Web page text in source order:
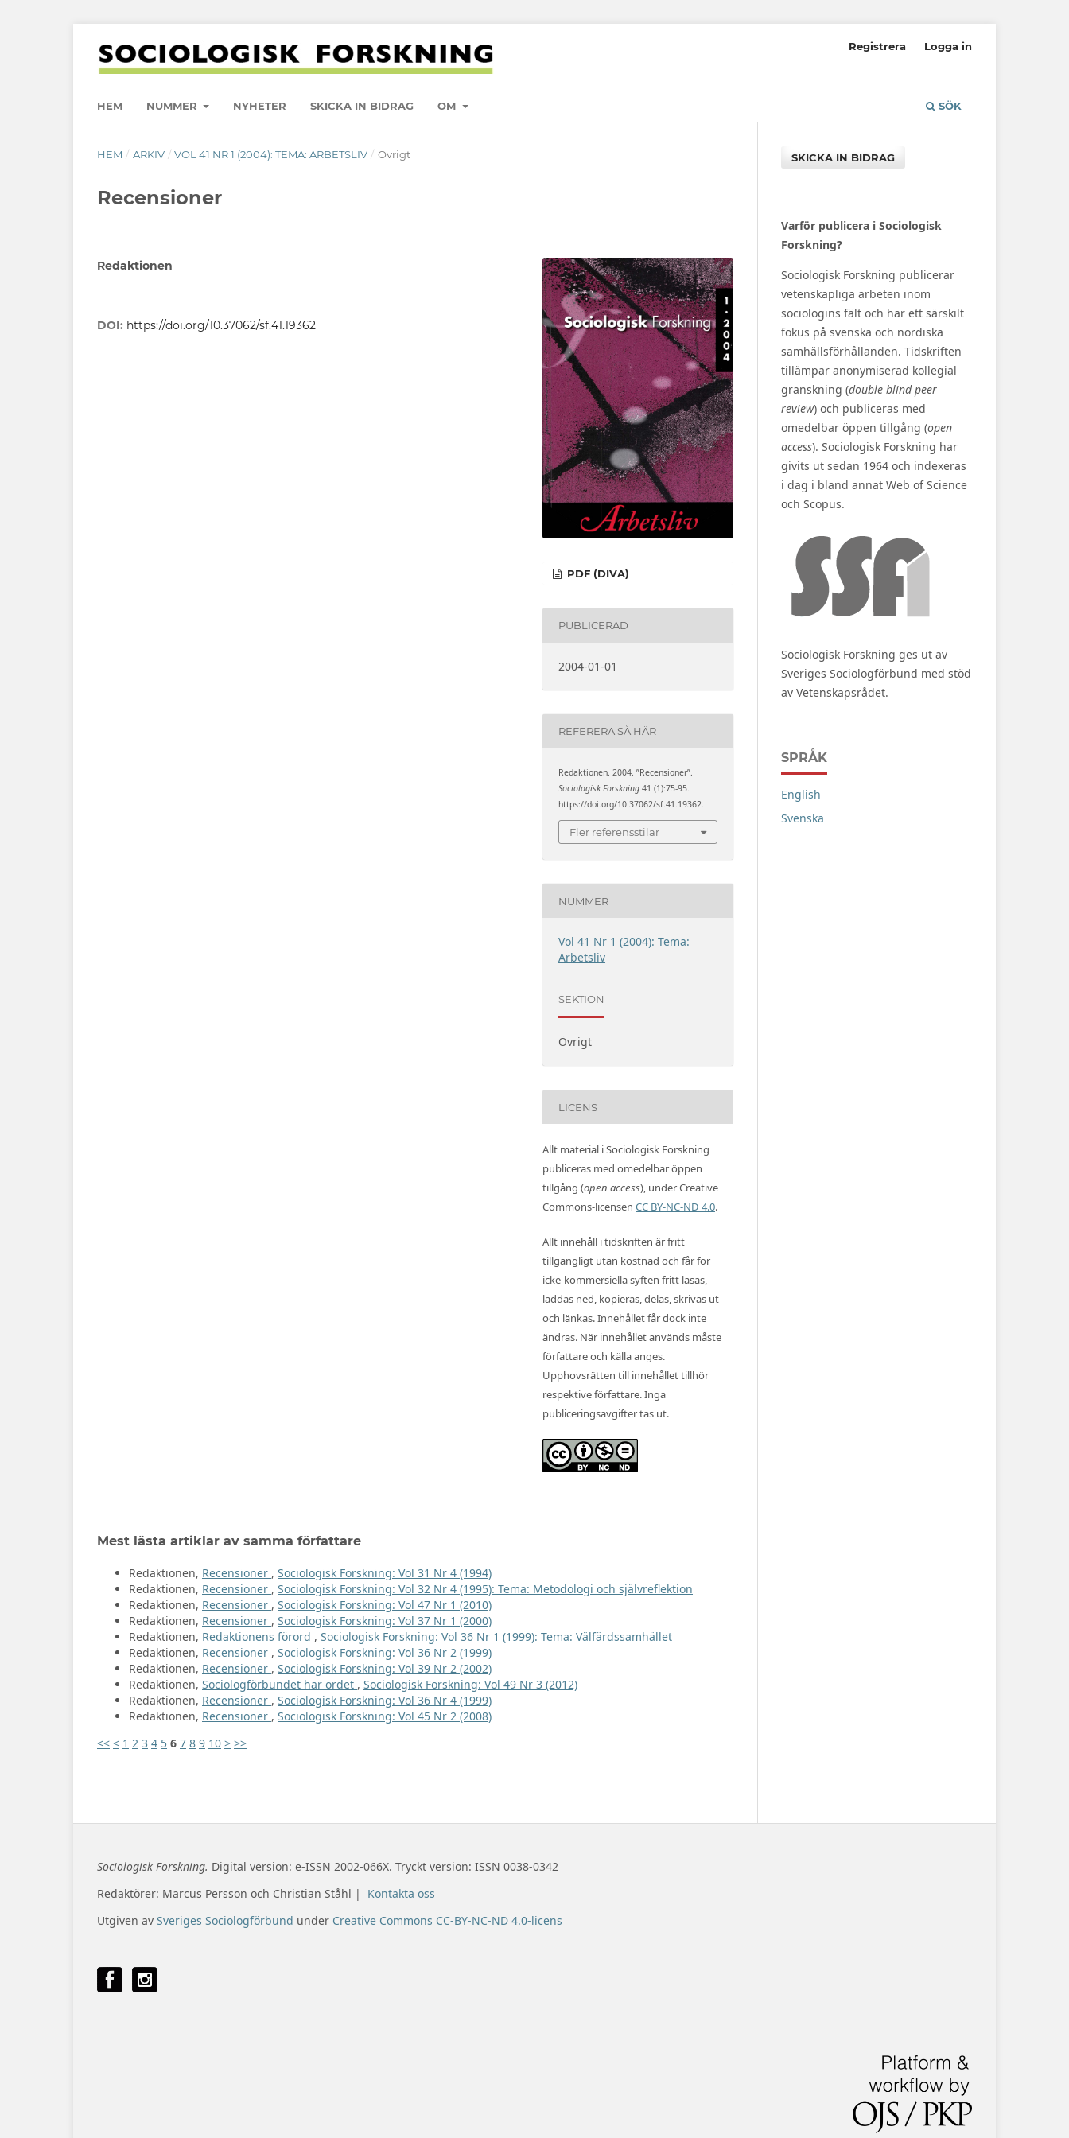
HEM NUMMER NYHETER SKICKA IN BIDRAG OM SÖK
Registrera Logga in
HEM / ARKIV / VOL 41 NR 1 (2004): TEMA: ARBETSLIV / Övrigt
Recensioner
Redaktionen
DOI: https://doi.org/10.37062/sf.41.19362
PDF (DIVA)
PUBLICERAD
2004-01-01
REFERERA SÅ HÄR
Redaktionen. 2004. ”Recensioner”.
Sociologisk Forskning 41 (1):75-95.
https://doi.org/10.37062/sf.41.19362.
Fler referensstilar
NUMMER
Vol 41 Nr 1 (2004): Tema:
Arbetsliv
SEKTION
Övrigt
LICENS
Allt material i Sociologisk Forskning
publiceras med omedelbar öppen
tillgång (open access), under Creative
Commons-licensen CC BY-NC-ND 4.0.
Allt innehåll i tidskriften är fritt
tillgängligt utan kostnad och får för
icke-kommersiella syften fritt läsas,
laddas ned, kopieras, delas, skrivas ut
och länkas. Innehållet får dock inte
ändras. När innehållet används måste
författare och källa anges.
Upphovsrätten till innehållet tillhör
respektive författare. Inga
publiceringsavgifter tas ut.
Mest lästa artiklar av samma författare
Redaktionen, Recensioner , Sociologisk Forskning: Vol 31 Nr 4 (1994)
Redaktionen, Recensioner , Sociologisk Forskning: Vol 32 Nr 4 (1995): Tema: Metodologi och självreflektion
Redaktionen, Recensioner , Sociologisk Forskning: Vol 47 Nr 1 (2010)
Redaktionen, Recensioner , Sociologisk Forskning: Vol 37 Nr 1 (2000)
Redaktionen, Redaktionens förord , Sociologisk Forskning: Vol 36 Nr 1 (1999): Tema: Välfärdssamhället
Redaktionen, Recensioner , Sociologisk Forskning: Vol 36 Nr 2 (1999)
Redaktionen, Recensioner , Sociologisk Forskning: Vol 39 Nr 2 (2002)
Redaktionen, Sociologförbundet har ordet , Sociologisk Forskning: Vol 49 Nr 3 (2012)
Redaktionen, Recensioner , Sociologisk Forskning: Vol 36 Nr 4 (1999)
Redaktionen, Recensioner , Sociologisk Forskning: Vol 45 Nr 2 (2008)
<< < 1 2 3 4 5 6 7 8 9 10 > >>
SKICKA IN BIDRAG
Varför publicera i Sociologisk
Forskning?
Sociologisk Forskning publicerar
vetenskapliga arbeten inom
sociologins fält och har ett särskilt
fokus på svenska och nordiska
samhällsförhållanden. Tidskriften
tillämpar anonymiserad kollegial
granskning (double blind peer
review) och publiceras med
omedelbar öppen tillgång (open
access). Sociologisk Forskning har
givits ut sedan 1964 och indexeras
i dag i bland annat Web of Science
och Scopus.
Sociologisk Forskning ges ut av
Sveriges Sociologförbund med stöd
av Vetenskapsrådet.
SPRÅK
English
Svenska
Sociologisk Forskning. Digital version: e-ISSN 2002-066X. Tryckt version: ISSN 0038-0342
Redaktörer: Marcus Persson och Christian Ståhl | Kontakta oss
Utgiven av Sveriges Sociologförbund under Creative Commons CC-BY-NC-ND 4.0-licens